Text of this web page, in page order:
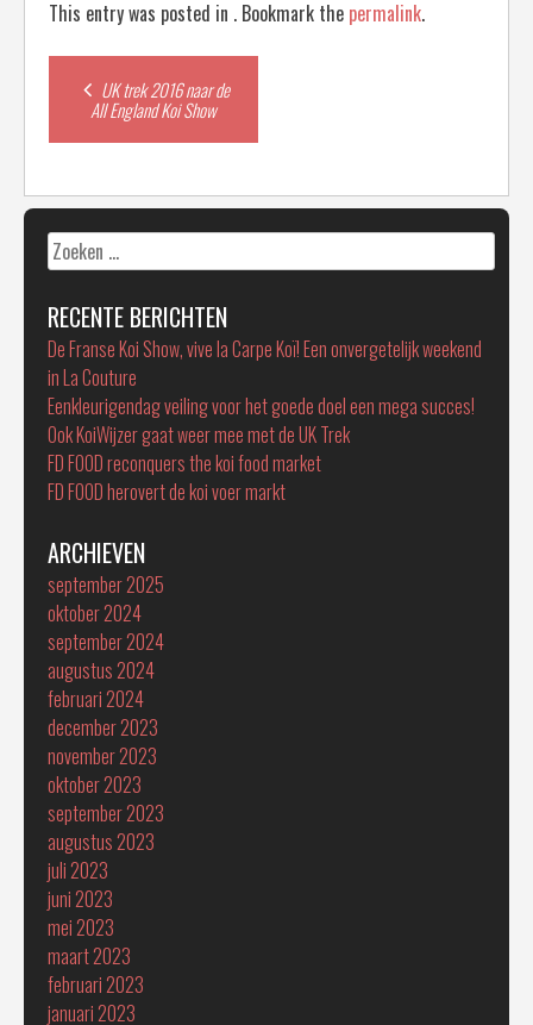
This entry was posted in . Bookmark the permalink.
Post
navigation
UK trek 2016 naar de
All England Koi Show
Zoeken
naar:
RECENTE BERICHTEN
De Franse Koi Show, vive la Carpe Koï! Een onvergetelijk weekend
in La Couture
Eenkleurigendag veiling voor het goede doel een mega succes!
Ook KoiWijzer gaat weer mee met de UK Trek
FD FOOD reconquers the koi food market
FD FOOD herovert de koi voer markt
ARCHIEVEN
september 2025
oktober 2024
september 2024
augustus 2024
februari 2024
december 2023
november 2023
oktober 2023
september 2023
augustus 2023
juli 2023
juni 2023
mei 2023
maart 2023
februari 2023
januari 2023